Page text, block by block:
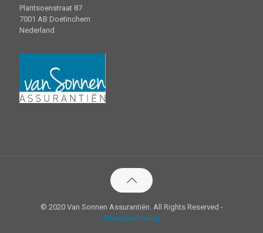
Plantsoenstraat 87
7001 AB Doetinchem
Nederland
© 2020 Van Sonnen Assurantiën. All Rights Reserved -
Privacyverklaring